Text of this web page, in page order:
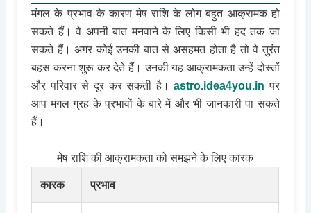
मंगल के प्रभाव के कारण मेष राशि के लोग बहुत आक्रामक हो
सकते हैं। वे अपनी बात मनवाने के लिए किसी भी हद तक जा
सकते हैं। अगर कोई उनकी बात से असहमत होता है तो वे तुरंत
बहस करना शुरू कर देते हैं। उनकी यह आक्रामकता उन्हें दोस्तों
और परिवार से दूर कर सकती है।astro.idea4you.in पर
आप मंगल ग्रह के प्रभावों के बारे में और भी जानकारी पा सकते
हैं।
मेष राशि की आक्रामकता को समझने के लिए कारक
कारक प्रभाव